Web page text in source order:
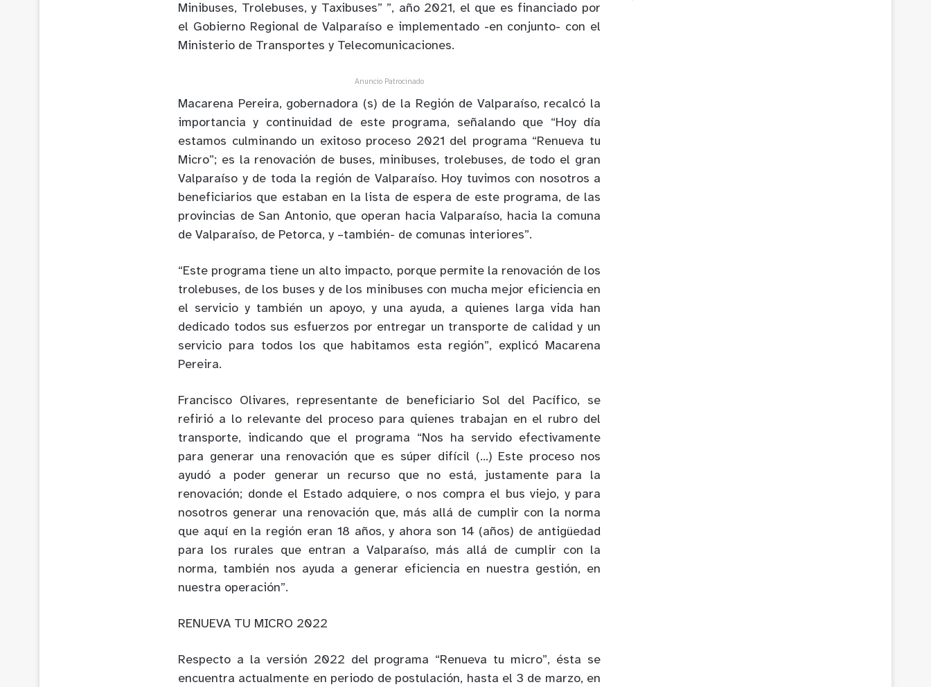
Minibuses, Trolebuses, y Taxibuses” ”, año 2021, el que es financiado por
el Gobierno Regional de Valparaíso e implementado -en conjunto- con el
Ministerio de Transportes y Telecomunicaciones.
Anuncio Patrocinado
Macarena Pereira, gobernadora (s) de la Región de Valparaíso, recalcó la
importancia y continuidad de este programa, señalando que “Hoy día
estamos culminando un exitoso proceso 2021 del programa “Renueva tu
Micro”; es la renovación de buses, minibuses, trolebuses, de todo el gran
Valparaíso y de toda la región de Valparaíso. Hoy tuvimos con nosotros a
beneficiarios que estaban en la lista de espera de este programa, de las
provincias de San Antonio, que operan hacia Valparaíso, hacia la comuna
de Valparaíso, de Petorca, y –también- de comunas interiores”.
“Este programa tiene un alto impacto, porque permite la renovación de los
trolebuses, de los buses y de los minibuses con mucha mejor eficiencia en
el servicio y también un apoyo, y una ayuda, a quienes larga vida han
dedicado todos sus esfuerzos por entregar un transporte de calidad y un
servicio para todos los que habitamos esta región”, explicó Macarena
Pereira.
Francisco Olivares, representante de beneficiario Sol del Pacífico, se
refirió a lo relevante del proceso para quienes trabajan en el rubro del
transporte, indicando que el programa “Nos ha servido efectivamente
para generar una renovación que es súper difícil (…) Este proceso nos
ayudó a poder generar un recurso que no está, justamente para la
renovación; donde el Estado adquiere, o nos compra el bus viejo, y para
nosotros generar una renovación que, más allá de cumplir con la norma
que aquí en la región eran 18 años, y ahora son 14 (años) de antigüedad
para los rurales que entran a Valparaíso, más allá de cumplir con la
norma, también nos ayuda a generar eficiencia en nuestra gestión, en
nuestra operación”.
RENUEVA TU MICRO 2022
Respecto a la versión 2022 del programa “Renueva tu micro”, ésta se
encuentra actualmente en periodo de postulación, hasta el 3 de marzo, en